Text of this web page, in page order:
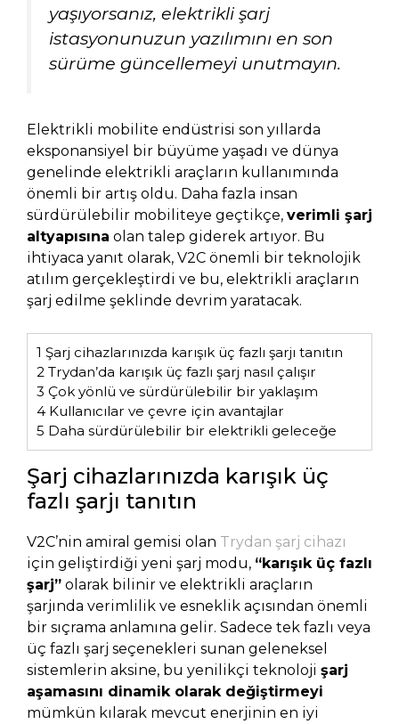
yaşıyorsanız, elektrikli şarj
istasyonunuzun yazılımını en son
sürüme güncellemeyi unutmayın.
Elektrikli mobilite endüstrisi son yıllarda
eksponansiyel bir büyüme yaşadı ve dünya
genelinde elektrikli araçların kullanımında
önemli bir artış oldu. Daha fazla insan
sürdürülebilir mobiliteye geçtikçe, verimli şarj
altyapısına olan talep giderek artıyor. Bu
ihtiyaca yanıt olarak, V2C önemli bir teknolojik
atılım gerçekleştirdi ve bu, elektrikli araçların
şarj edilme şeklinde devrim yaratacak.
1 Şarj cihazlarınızda karışık üç fazlı şarjı tanıtın
2 Trydan’da karışık üç fazlı şarj nasıl çalışır
3 Çok yönlü ve sürdürülebilir bir yaklaşım
4 Kullanıcılar ve çevre için avantajlar
5 Daha sürdürülebilir bir elektrikli geleceğe
Şarj cihazlarınızda karışık üç
fazlı şarjı tanıtın
V2C’nin amiral gemisi olan Trydan şarj cihazı
için geliştirdiği yeni şarj modu, “karışık üç fazlı
şarj” olarak bilinir ve elektrikli araçların
şarjında verimlilik ve esneklik açısından önemli
bir sıçrama anlamına gelir. Sadece tek fazlı veya
üç fazlı şarj seçenekleri sunan geleneksel
sistemlerin aksine, bu yenilikçi teknoloji şarj
aşamasını dinamik olarak değiştirmeyi
mümkün kılarak mevcut enerjinin en iyi